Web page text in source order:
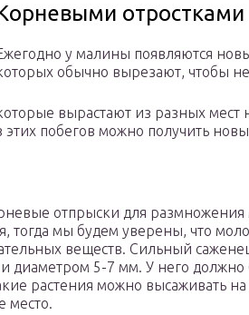
отростками
у малины появляются
обычно вырезают, чтобы
вырастают из разных мест
этих побегов можно получить
отпрыски для
тогда мы будем уверены, что
веществ. Сильный
диаметром 5-7 мм. У него
растения можно высаживать на
место.